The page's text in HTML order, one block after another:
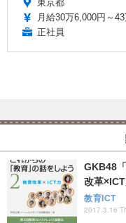
東京都
月給30万6,000円～
正社員
GKB48
改革
教育ICT
2017.3.16